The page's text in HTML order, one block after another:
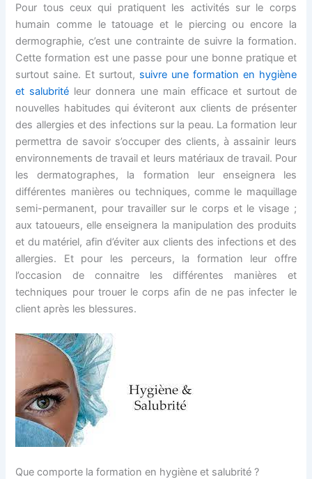
Pour tous ceux qui pratiquent les activités sur le corps
humain comme le tatouage et le piercing ou encore la
dermographie, c’est une contrainte de suivre la formation.
Cette formation est une passe pour une bonne pratique et
surtout saine. Et surtout, suivre une formation en hygiène
et salubrité leur donnera une main efficace et surtout de
nouvelles habitudes qui éviteront aux clients de présenter
des allergies et des infections sur la peau. La formation leur
permettra de savoir s’occuper des clients, à assainir leurs
environnements de travail et leurs matériaux de travail. Pour
les dermatographes, la formation leur enseignera les
différentes manières ou techniques, comme le maquillage
semi-permanent, pour travailler sur le corps et le visage ;
aux tatoueurs, elle enseignera la manipulation des produits
et du matériel, afin d’éviter aux clients des infections et des
allergies. Et pour les perceurs, la formation leur offre
l’occasion de connaitre les différentes manières et
techniques pour trouer le corps afin de ne pas infecter le
client après les blessures.
Que comporte la formation en hygiène et salubrité ?